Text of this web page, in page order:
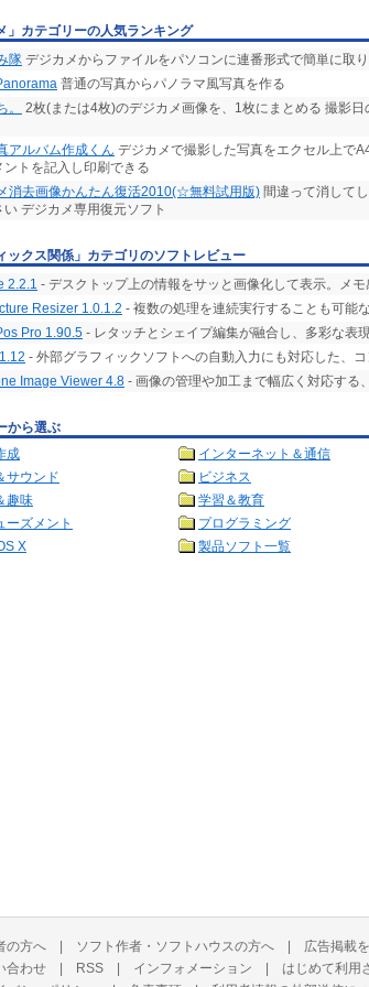
」カテゴリーの人気ランキング
隊 デジカメからファイルをパソコンに連番形式で簡単に取
普通の写真からパノラマ風写真を作る
。
2枚(または4枚)のデジカメ画像を、1枚にまとめる 撮影
アルバム作成くん デジカメで撮影した写真をエクセル上で
ントを記入し印刷できる
消去画像かんたん復活2010(☆無料試用版) 間違って消して
い デジカメ専用復元ソフト
ックス関係」カテゴリのソフトレビュー
2.2.1 - デスクトップ上の情報をサッと画像化して表示。メ
Resizer 1.0.1.2 - 複数の処理を連続実行することも可能
Pro 1.90.5 - レタッチとシェイプ編集が融合し、多彩な表
- 外部グラフィックソフトへの自動入力にも対応した、
Image Viewer 4.8 - 画像の管理や加工まで幅広く対応する
から選ぶ
成
インターネット＆通信
サウンド
ビジネス
趣味
学習＆教育
ーズメント
プログラミング
X
製品ソフト一覧
の方へ | ソフト作者・ソフトハウスの方へ | 広告掲載
合わせ | RSS | インフォメーション | はじめて利用